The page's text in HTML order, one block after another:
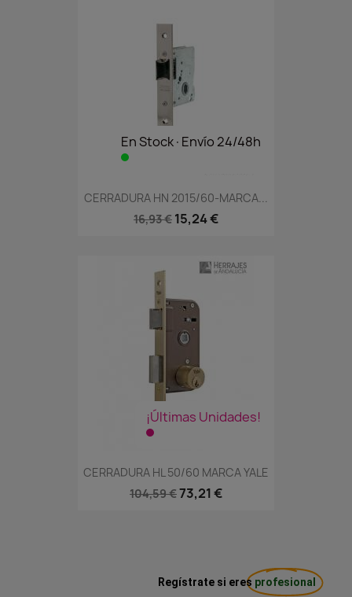
En Stock·Envío 24/48h
CERRADURA HN 2015/60-MARCA...
16,93 € 15,24 €
¡Últimas Unidades!
CERRADURA HL 50/60 MARCA YALE
104,59 €73,21 €
Regístrate si eres profesional